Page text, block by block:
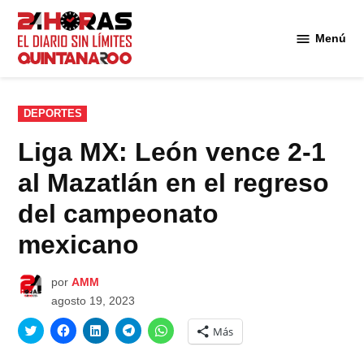
Saltar
contenido
Menú
PUBLICADO
EN
DEPORTES
Liga MX: León vence 2-1
al Mazatlán en el regreso
del campeonato
mexicano
por AMM
agosto 19, 2023
Haz
clic
Haz
clic
Haz
clic
Haz
clic
Haz
clic
para
Más